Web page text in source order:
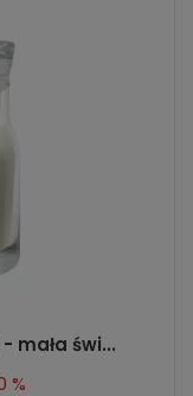
mała świ...
%